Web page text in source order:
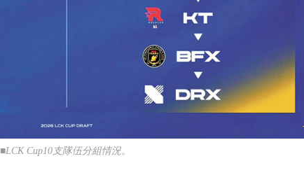
■LCK Cup10支隊伍分組情況。